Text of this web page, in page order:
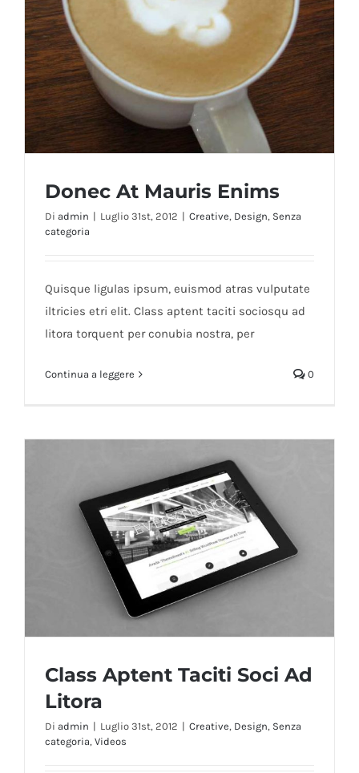
Donec At Mauris Enims
Donec At Mauris Enims
Di admin | Luglio 31st, 2012 | Creative, Design, Senza
categoria
Quisque ligulas ipsum, euismod atras vulputate
iltricies etri elit. Class aptent taciti sociosqu ad
litora torquent per conubia nostra, per
Continua a leggere 0
Class Aptent Taciti Soci Ad
Litora
Di admin | Luglio 31st, 2012 | Creative, Design, Senza
categoria, Videos